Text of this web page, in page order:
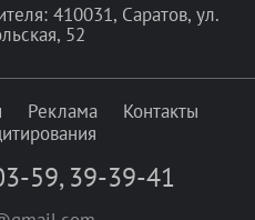
410031, Саратов, ул.
52
Реклама
Контакты
59, 39-39-41